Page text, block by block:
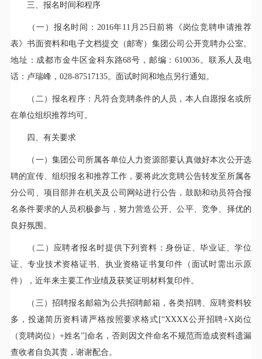
三、报名时间和程序
（一）报名时间：2016年11月25日前将《岗位竞聘申请推荐
表》书面资料和电子文档提交（邮寄）集团公司公开竞聘办公室。
地址：成都市金牛区金科东路68号，邮编：610036。联系人及电
话：卢瑞峰，028-87517135。面试时间和地点另行通知。
（二）报名程序：凡符合竞聘条件的人员，本人自愿报名或所
在单位组织推荐均可。
四、有关要求
（一）集团公司所属各单位人力资源部要认真做好本次公开选
聘的宣传、组织报名和推荐工作，要将此次竞聘公告转发至所属各
分公司、项目部并在机关及公司网站进行公告，鼓励和动员符合报
名条件要求的人员积极参与，努力营造公开、公平、竞争、择优的
良好氛围。
（二）应聘者报名时提供下列资料：身份证、毕业证、学位
证、专业技术资格证书、执业资格证书复印件（面试时需出示原
件），近年来主要工作业绩及获奖证明材料复印件。
（三）招聘报名邮箱为公共招聘邮箱，各类招聘、应聘资料较
多，投递简历资料请严格按照要求格式[“XXXX公开招聘+X岗位
（竞聘岗位）+姓名”]命名，否则因文件命名不规范而造成资料遗漏
查收者自负其责，谢谢配合。